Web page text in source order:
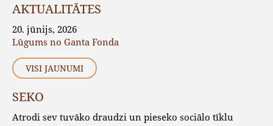
AKTUALITĀTES
20. jūnijs, 2026
Lūgums no Ganta Fonda
VISI JAUNUMI
SEKO
Atrodi sev tuvāko draudzi un pieseko sociālo tīklu